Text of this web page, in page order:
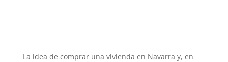
La idea de comprar una vivienda en Navarra y, en